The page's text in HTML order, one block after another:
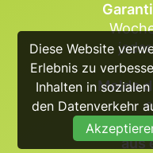
Diese Website
Erlebnis zu
Inhalten in
den Datenverkehr
Melde
aus